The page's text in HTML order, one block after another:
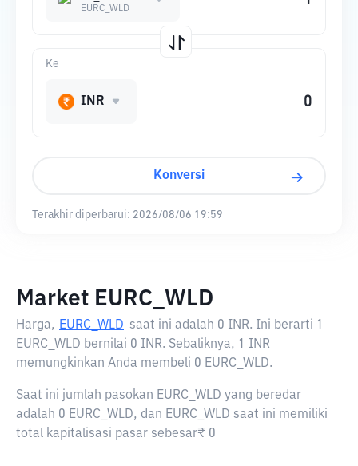
EURC_WLD
Ke
INR
Konversi
Terakhir diperbarui: 2026/08/06 19:59
Market EURC_WLD
Harga, EURC_WLD saat ini adalah 0 INR. Ini berarti 1
EURC_WLD bernilai 0 INR. Sebaliknya, 1 INR
memungkinkan Anda membeli 0 EURC_WLD.
Saat ini jumlah pasokan EURC_WLD yang beredar
adalah 0 EURC_WLD, dan EURC_WLD saat ini memiliki
total kapitalisasi pasar sebesar₹ 0